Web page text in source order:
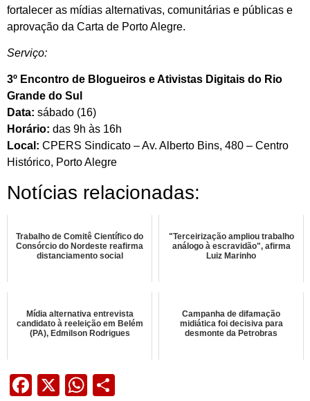
fortalecer as mídias alternativas, comunitárias e públicas e
aprovação da Carta de Porto Alegre.
Serviço:
3º Encontro de Blogueiros e Ativistas Digitais do Rio
Grande do Sul
Data: sábado (16)
Horário: das 9h às 16h
Local: CPERS Sindicato – Av. Alberto Bins, 480 – Centro
Histórico, Porto Alegre
Notícias relacionadas:
Trabalho de Comitê Científico do
Consórcio do Nordeste reafirma
distanciamento social
"Terceirização ampliou trabalho
análogo à escravidão", afirma
Luiz Marinho
Mídia alternativa entrevista
candidato à reeleição em Belém
(PA), Edmilson Rodrigues
Campanha de difamação
midiática foi decisiva para
desmonte da Petrobras
Facebook
X WhatsApp